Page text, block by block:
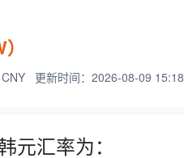
更新时间：2026-08-09
元汇率为：